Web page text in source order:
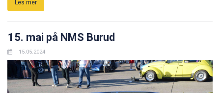
Les mer
15. mai på NMS Burud
15.05.2024